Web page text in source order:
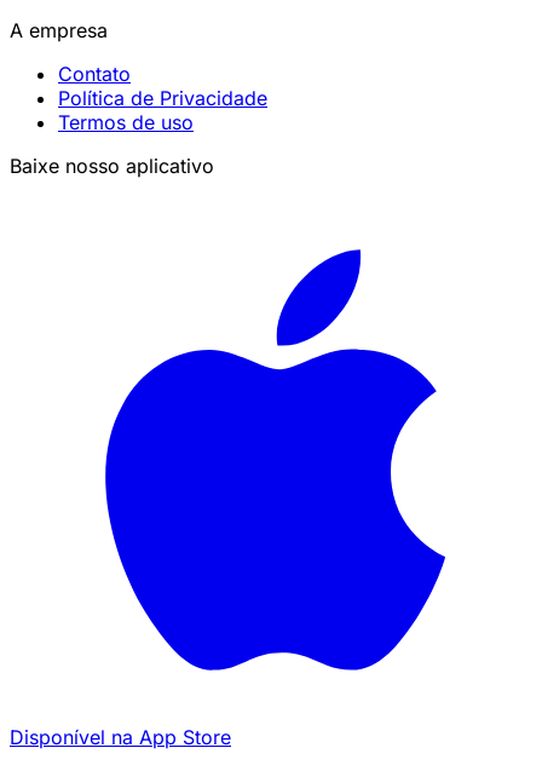
A empresa
Contato
Política de Privacidade
Termos de uso
Baixe nosso aplicativo
Disponível na App Store